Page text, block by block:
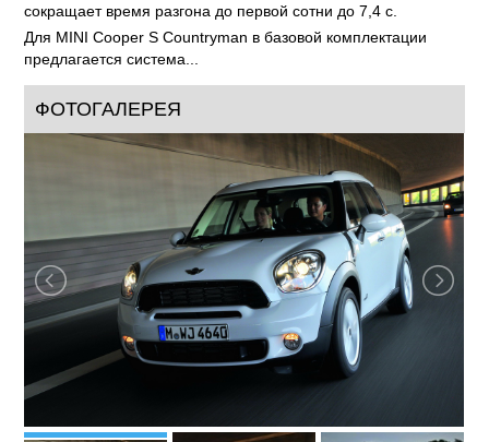
сокращает время разгона до первой сотни до 7,4 с.
Для MINI Cooper S Countryman в базовой комплектации
предлагается система...
ФОТОГАЛЕРЕЯ